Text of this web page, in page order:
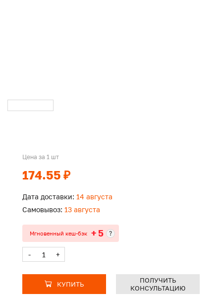
Цена за 1 шт
174.55 ₽
Дата доставки: 14 августа
Самовывоз: 13 августа
Мгновенный кеш-бэк + 5 ?
- +
КУПИТЬ
ПОЛУЧИТЬ
КОНСУЛЬТАЦИЮ